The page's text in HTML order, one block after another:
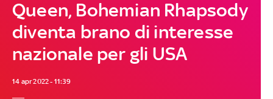
Queen, Bohemian Rhapsody
diventa brano di interesse
nazionale per gli USA
14 apr 2022 - 11:39